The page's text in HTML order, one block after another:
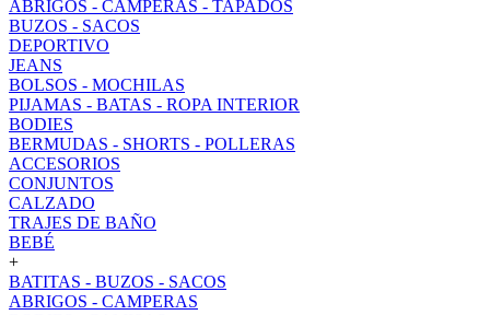
ABRIGOS - CAMPERAS - TAPADOS
BUZOS - SACOS
DEPORTIVO
JEANS
BOLSOS - MOCHILAS
PIJAMAS - BATAS - ROPA INTERIOR
BODIES
BERMUDAS - SHORTS - POLLERAS
ACCESORIOS
CONJUNTOS
CALZADO
TRAJES DE BAÑO
BEBÉ
+
BATITAS - BUZOS - SACOS
ABRIGOS - CAMPERAS